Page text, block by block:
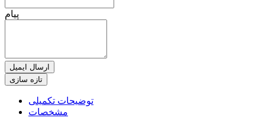
پیام
ارسال ایمیل
توضیحات تکمیلی
مشخصات